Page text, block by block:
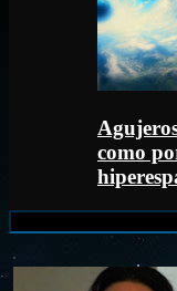
como